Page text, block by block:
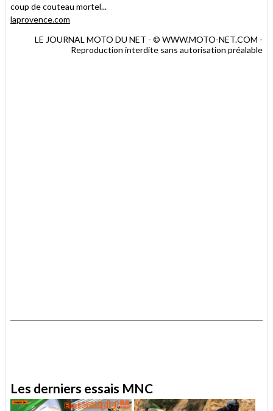
coup de couteau mortel...
laprovence.com
LE JOURNAL MOTO DU NET - © WWW.MOTO-NET.COM -
Reproduction interdite sans autorisation préalable
Les derniers essais MNC